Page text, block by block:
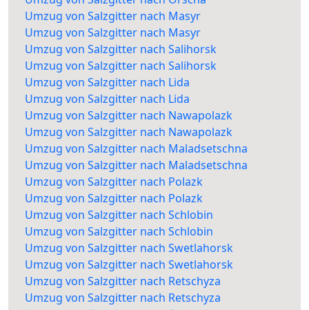
Umzug von Salzgitter nach Masyr
Umzug von Salzgitter nach Masyr
Umzug von Salzgitter nach Salihorsk
Umzug von Salzgitter nach Salihorsk
Umzug von Salzgitter nach Lida
Umzug von Salzgitter nach Lida
Umzug von Salzgitter nach Nawapolazk
Umzug von Salzgitter nach Nawapolazk
Umzug von Salzgitter nach Maladsetschna
Umzug von Salzgitter nach Maladsetschna
Umzug von Salzgitter nach Polazk
Umzug von Salzgitter nach Polazk
Umzug von Salzgitter nach Schlobin
Umzug von Salzgitter nach Schlobin
Umzug von Salzgitter nach Swetlahorsk
Umzug von Salzgitter nach Swetlahorsk
Umzug von Salzgitter nach Retschyza
Umzug von Salzgitter nach Retschyza